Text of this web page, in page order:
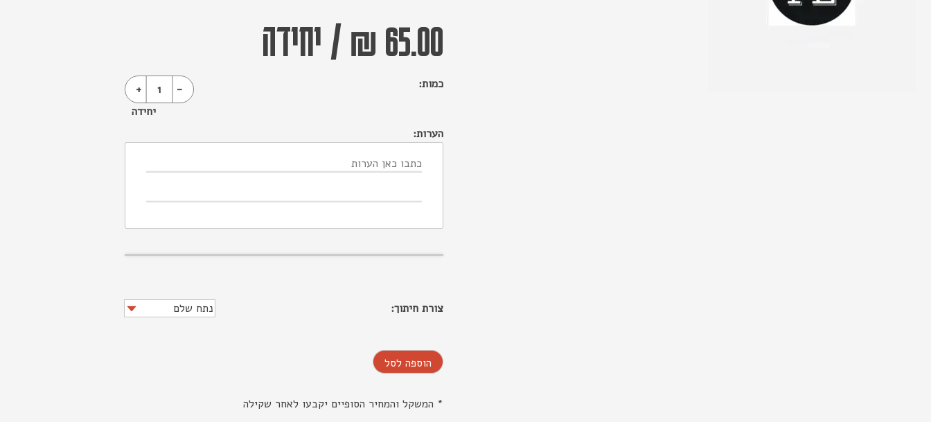
65.00 ₪
/ יחידה
כמות: -
1
+
יחידה
הערות:
צורת חיתוך:
הוספה לסל
* המשקל והמחיר הסופיים יקבעו לאחר שקילה